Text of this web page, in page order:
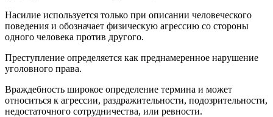
Насилие используется только при описании человеческого
поведения и обозначает физическую агрессию со стороны
одного человека против другого.
Преступление определяется как преднамеренное нарушение
уголовного права.
Враждебность широкое определение термина и может
относиться к агрессии, раздражительности, подозрительности,
недостаточного сотрудничества, или ревности.